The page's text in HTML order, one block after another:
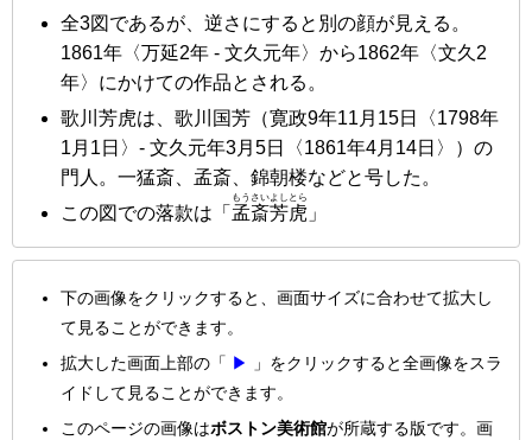
全3図であるが、逆さにすると別の顔が見える。
1861年〈万延2年 - 文久元年〉から1862年〈文久2
年〉にかけての作品とされる。
歌川芳虎は、歌川国芳（寛政9年11月15日〈1798年
1月1日〉- 文久元年3月5日〈1861年4月14日〉）の
門人。一猛斎、孟斎、錦朝楼などと号した。
この図での落款は「 孟斎芳虎
もうさいよしとら
」
下の画像をクリックすると、画面サイズに合わせて拡大し
て見ることができます。
拡大した画面上部の「 ▶
」をクリックすると全画像をスラ
イドして見ることができます。
このページの画像はボストン美術館が所蔵する版です。画